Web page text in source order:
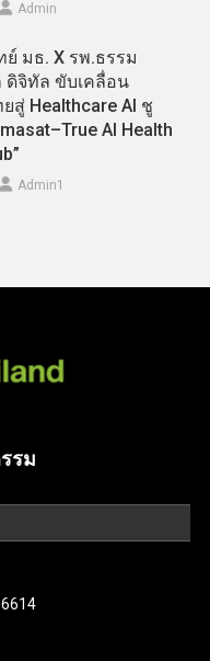
Admin
มธ. X รพ.ธรรม
ดิจิทัล ขับเคลื่อน
สู่ Healthcare AI ชู
AI Health
Admin​1
รม